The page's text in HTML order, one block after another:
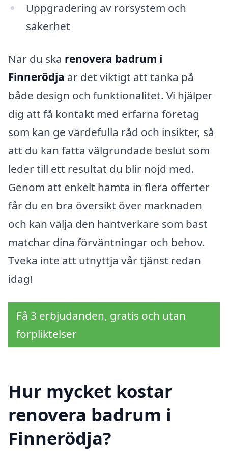
Uppgradering av rörsystem och
säkerhet
När du ska renovera badrum i
Finnerödja är det viktigt att tänka på
både design och funktionalitet. Vi hjälper
dig att få kontakt med erfarna företag
som kan ge värdefulla råd och insikter, så
att du kan fatta välgrundade beslut som
leder till ett resultat du blir nöjd med.
Genom att enkelt hämta in flera offerter
får du en bra översikt över marknaden
och kan välja den hantverkare som bäst
matchar dina förväntningar och behov.
Tveka inte att utnyttja vår tjänst redan
idag!
Få 3 erbjudanden, gratis och utan
förpliktelser
Hur mycket kostar
renovera badrum i
Finnerödja?